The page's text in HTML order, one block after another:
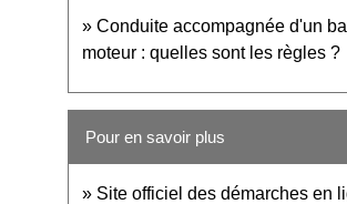
Conduite accompagnée d'un
moteur : quelles sont les règles ?
Pour en savoir plus
Site officiel des démarches en